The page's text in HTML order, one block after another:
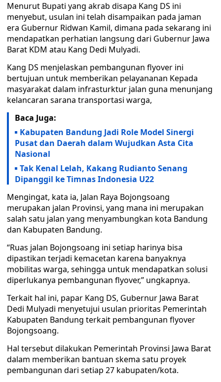
Menurut Bupati yang akrab disapa Kang DS ini
menyebut, usulan ini telah disampaikan pada jaman
era Gubernur Ridwan Kamil, dimana pada sekarang ini
mendapatkan perhatian langsung dari Gubernur Jawa
Barat KDM atau Kang Dedi Mulyadi.
Kang DS menjelaskan pembangunan flyover ini
bertujuan untuk memberikan pelayananan Kepada
masyarakat dalam infrasturktur jalan guna menunjang
kelancaran sarana transportasi warga,
Baca Juga:
Kabupaten Bandung Jadi Role Model Sinergi
Pusat dan Daerah dalam Wujudkan Asta Cita
Nasional
Tak Kenal Lelah, Kakang Rudianto Senang
Dipanggil ke Timnas Indonesia U22
Mengingat, kata ia, Jalan Raya Bojongsoang
merupakan jalan Provinsi, yang mana ini merupakan
salah satu jalan yang menyambungkan kota Bandung
dan Kabupaten Bandung.
“Ruas jalan Bojongsoang ini setiap harinya bisa
dipastikan terjadi kemacetan karena banyaknya
mobilitas warga, sehingga untuk mendapatkan solusi
diperlukanya pembangunan flyover,” ungkapnya.
Terkait hal ini, papar Kang DS, Gubernur Jawa Barat
Dedi Mulyadi menyetujui usulan prioritas Pemerintah
Kabupaten Bandung terkait pembangunan flyover
Bojongsoang.
Hal tersebut dilakukan Pemerintah Provinsi Jawa Barat
dalam memberikan bantuan skema satu proyek
pembangunan dari setiap 27 kabupaten/kota.